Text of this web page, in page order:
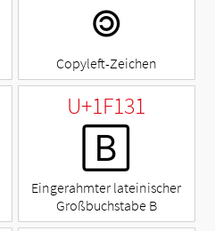
🄯
Copyleft-Zeichen
U+1F131
🄱
Eingerahmter lateinischer
Großbuchstabe B